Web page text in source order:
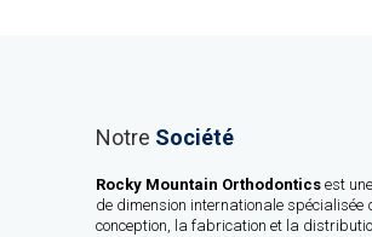
Notre Société
Rocky Mountain Orthodontics est
de dimension internationale spécialisée
conception, la fabrication et la